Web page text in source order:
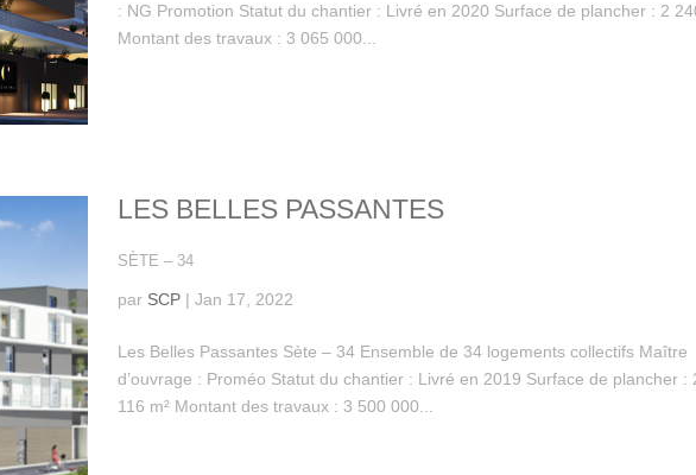
: NG Promotion Statut du chantier : Livré en 2020 Surface de plancher : 2
Montant des travaux : 3 065 000...
LES BELLES PASSANTES
SÈTE – 34
par SCP |Jan 17, 2022
Les Belles Passantes Sète – 34 Ensemble de 34 logements collectifs Maître
d’ouvrage : Proméo Statut du chantier : Livré en 2019 Surface de plancher :
116 m² Montant des travaux : 3 500 000...